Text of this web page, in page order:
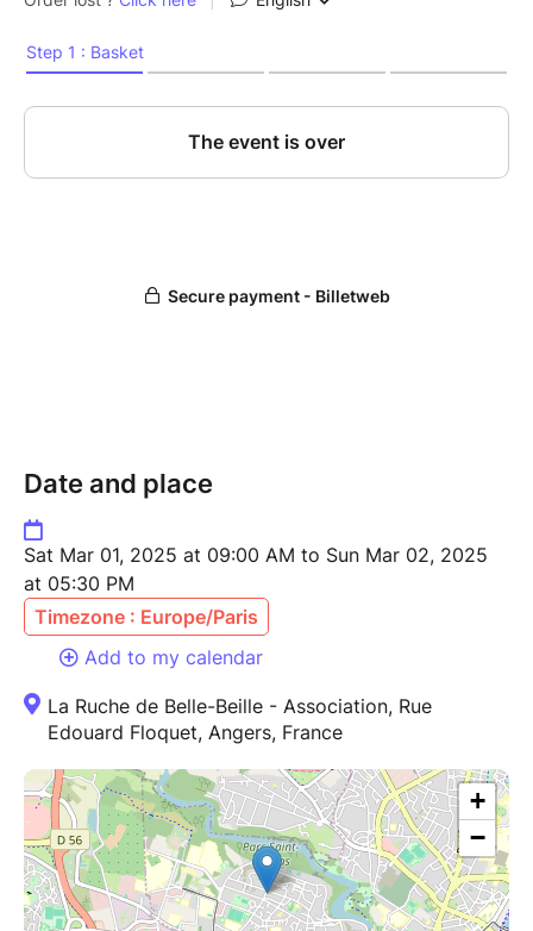
Date and place
Sat Mar 01, 2025 at 09:00 AM to Sun Mar 02, 2025
at 05:30 PM
Timezone : Europe/Paris
Add to my calendar
La Ruche de Belle-Beille - Association, Rue
Edouard Floquet, Angers, France
+
−